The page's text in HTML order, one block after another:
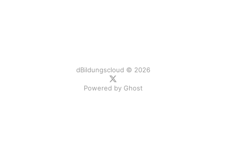
dBildungscloud © 2026
Powered by Ghost